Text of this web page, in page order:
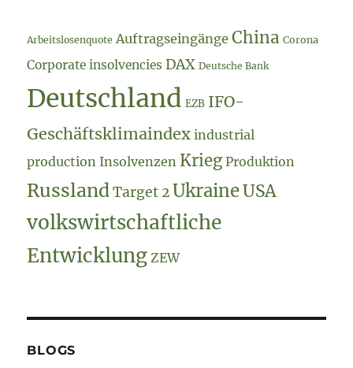
Arbeitslosenquote Auftragseingänge China Corona
Corporate insolvencies DAX Deutsche Bank
Deutschland EZB IFO-
Geschäftsklimaindex industrial
production Insolvenzen Krieg Produktion
Russland Target 2 Ukraine USA
volkswirtschaftliche
Entwicklung ZEW
BLOGS